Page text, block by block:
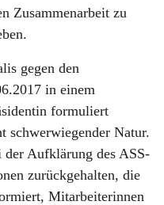
Zusammenarbeit zu
gegen den
in einem
formuliert
schwerwiegender Natur.
Aufklärung des ASS-
zurückgehalten, die
Mitarbeiterinnen